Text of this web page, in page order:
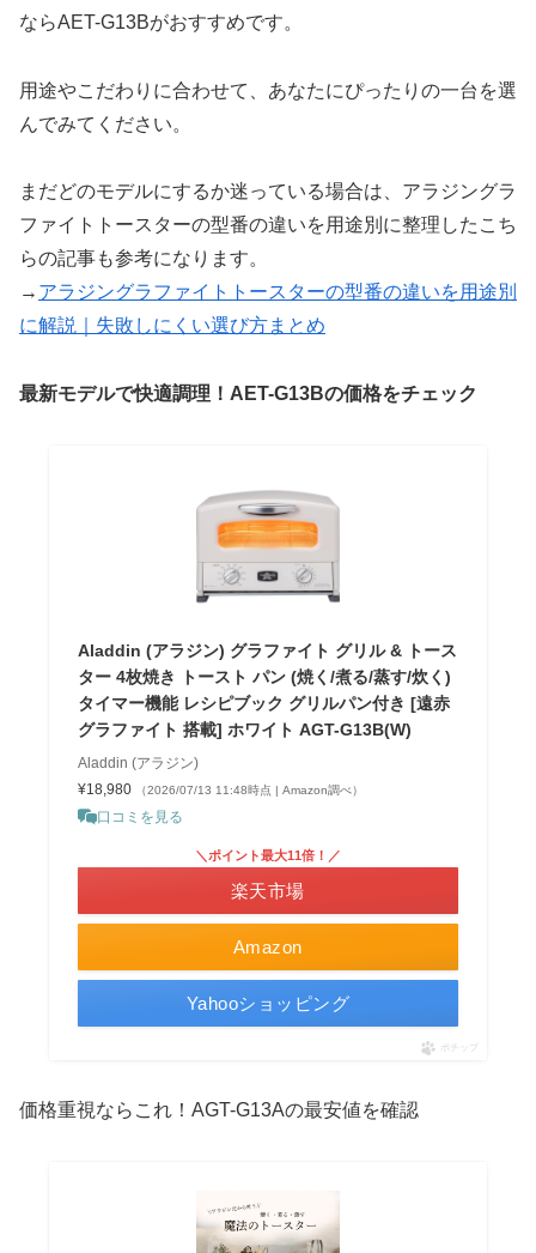
ならAET-G13Bがおすすめです。
用途やこだわりに合わせて、あなたにぴったりの一台を選
んでみてください。
まだどのモデルにするか迷っている場合は、アラジングラ
ファイトトースターの型番の違いを用途別に整理したこち
らの記事も参考になります。
→ アラジングラファイトトースターの型番の違いを用途別
に解説｜失敗しにくい選び方まとめ
最新モデルで快適調理！AET-G13Bの価格をチェック
Aladdin (アラジン) グラファイト グリル & トース
ター 4枚焼き トースト パン (焼く/煮る/蒸す/炊く)
タイマー機能 レシピブック グリルパン付き [遠赤
グラファイト 搭載] ホワイト AGT-G13B(W)
Aladdin (アラジン)
¥18,980
（2026/07/13 11:48時点 | Amazon調べ）
口コミを見る
Amazon
＼ポイント最大11倍！／
楽天市場
Yahooショッピング
ポチップ
価格重視ならこれ！AGT-G13Aの最安値を確認